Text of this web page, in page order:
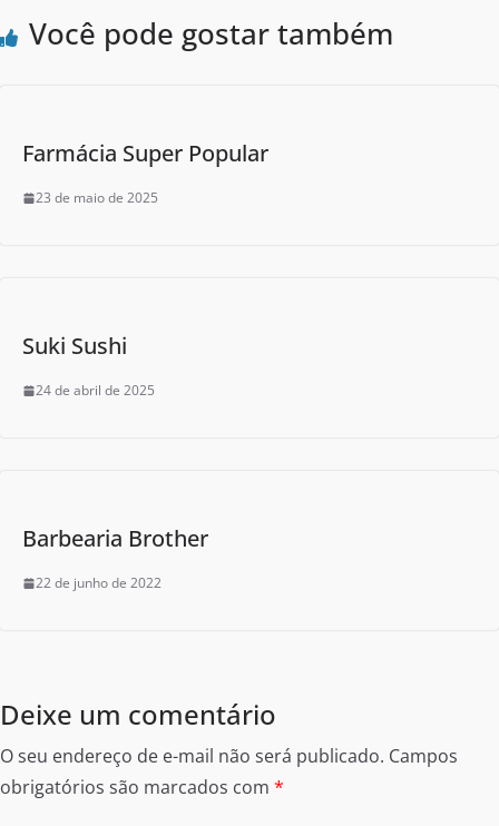
o
Você pode gostar também
Farmácia Super Popular
23 de maio de 2025
Suki Sushi
24 de abril de 2025
Barbearia Brother
22 de junho de 2022
Deixe um comentário
O seu endereço de e-mail não será publicado. Campos
obrigatórios são marcados com *